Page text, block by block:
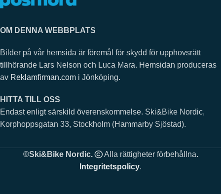
OM DENNA WEBBPLATS
Bilder på vår hemsida är föremål för skydd för upphovsrätt
tillhörande Lars Nelson och Luca Mara. Hemsidan produceras
av Reklamfirman.com i Jönköping.
HITTA TILL OSS
Endast enligt särskild överenskommelse. Ski&Bike Nordic,
Korphoppsgatan 33, Stockholm (Hammarby Sjöstad).
©Ski&Bike Nordic.
Alla rättigheter förbehållna.
Integritetspolicy.